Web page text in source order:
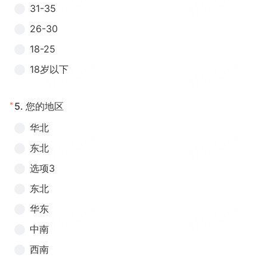
31-35
26-30
18-25
18岁以下
* 5. 您的地区
华北
东北
选项3
东北
华东
中南
西南